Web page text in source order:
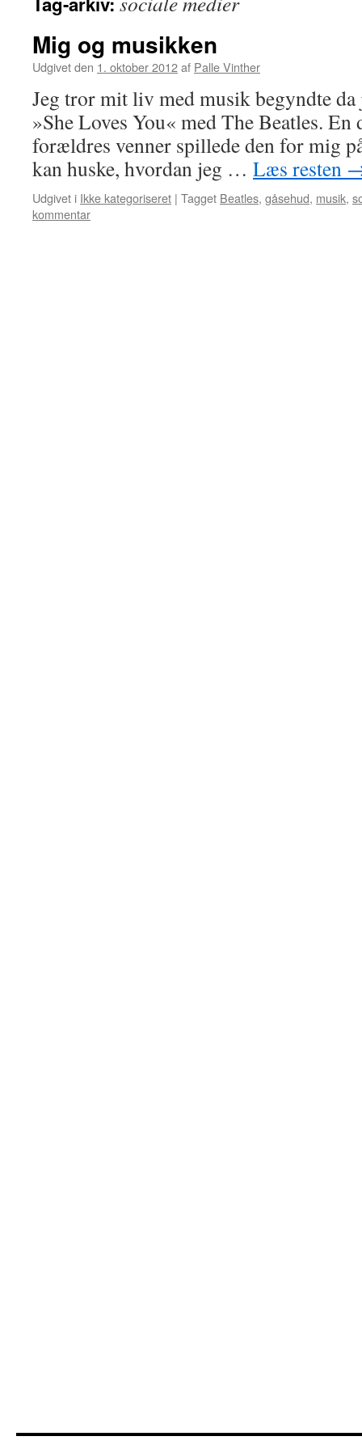
Mig og musikken
Udgivet den 1. oktober 2012af Palle Vinther
Jeg tror mit liv med musik begyndte
»She Loves You« med The Beatles.
forældres venner spillede den for mig
kan huske, hvordan jeg … Læs resten
Udgivet i Ikke kategoriseret | Tagget Beatles, gåsehud, musik,
kommentar